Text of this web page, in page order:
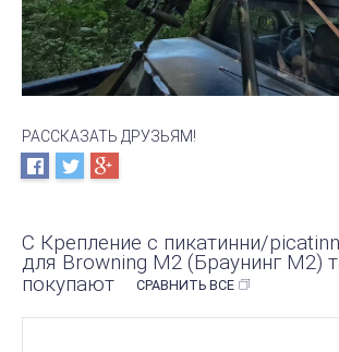
РАССКАЗАТЬ ДРУЗЬЯМ!
С Крепление с пикатинни/
для Browning M2 (Браунинг М2)
покупают
СРАВНИТЬ ВСЕ